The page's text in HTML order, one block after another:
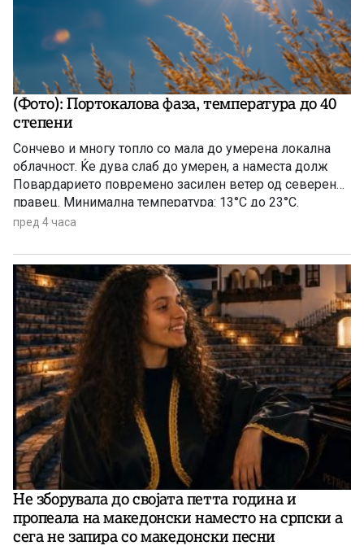
(Фото): Портокалова фаза, температура до 40
степени
Сончево и многу топло со мала до умерена локална
облачност. Ќе дува слаб до умерен, а наместа долж
Повардарието повремено засилен ветер од северен
правец. Минимална температура: 13°C до 23°C.
Максимална температура: 33°C до 40°C.
пред 4 часа
Не зборувала до својата петта година и
пропеала на македонски наместо на српски а
сега не запира со македонски песни